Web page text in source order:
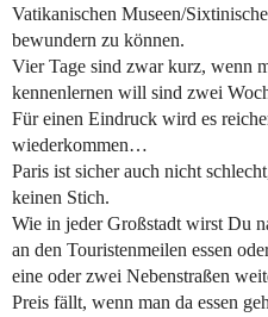
Vatikanischen Museen/
bewundern zu können.
Vier Tage sind zwar kurz, wenn
kennenlernen will sind zwei
Für einen Eindruck wird es
wiederkommen…
Paris ist sicher auch nicht
keinen Stich.
Wie in jeder Großstadt wirst Du
an den Touristenmeilen essen
eine oder zwei Nebenstraßen
Preis fällt, wenn man da essen